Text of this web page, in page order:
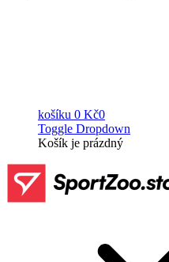
košíku 0 Kč0
Toggle Dropdown
Košík je prázdný